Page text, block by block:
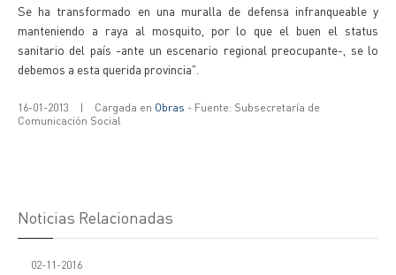
Se ha transformado en una muralla de defensa infranqueable y
manteniendo a raya al mosquito, por lo que el buen el status
sanitario del país -ante un escenario regional preocupante-, se lo
debemos a esta querida provincia".
16-01-2013 | Cargada en Obras - Fuente: Subsecretaría de
Comunicación Social
Noticias Relacionadas
02-11-2016